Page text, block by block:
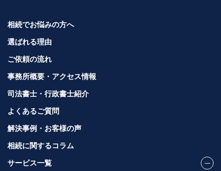
相続でお悩みの方へ
選ばれる理由
ご依頼の流れ
事務所概要・アクセス情報
司法書士・行政書士紹介
よくあるご質問
解決事例・お客様の声
相続に関するコラム
サービス一覧